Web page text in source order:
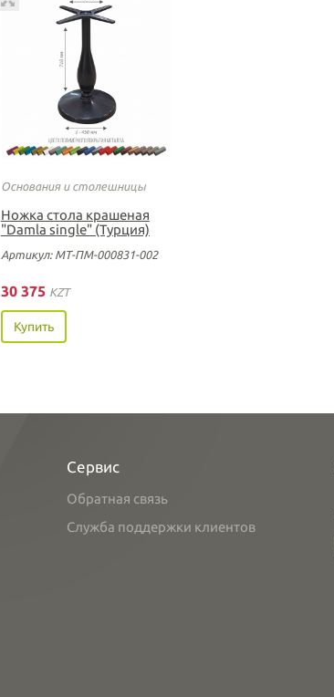
Основания и столешницы
Ножка стола крашеная
"Damla single" (Турция)
Артикул: МТ-ПМ-000831-002
30 375 KZT
Купить
Сервис
Обратная связь
Служба поддержки клиентов